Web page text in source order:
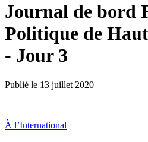
Journal de bord
Politique de
- Jour 3
Publié le 13 juillet 2020
À l’International